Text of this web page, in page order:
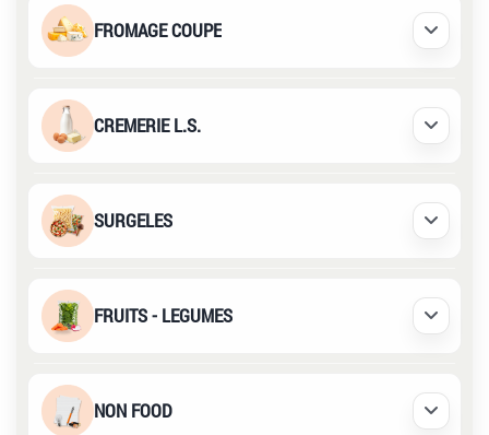
FROMAGE COUPE Déplier
CREMERIE L.S. Déplier
SURGELES Déplier
FRUITS - LEGUMES Déplier
NON FOOD Déplier